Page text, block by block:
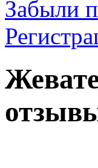
Забыли